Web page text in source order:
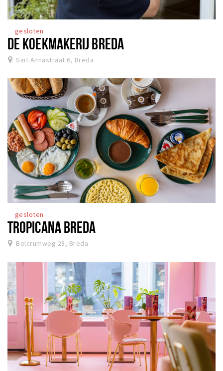
gesloten
DE KOEKMAKERIJ BREDA
Sint Annastraat 6, Breda
gesloten
TROPICANA BREDA
Belcrumweg 28, Breda